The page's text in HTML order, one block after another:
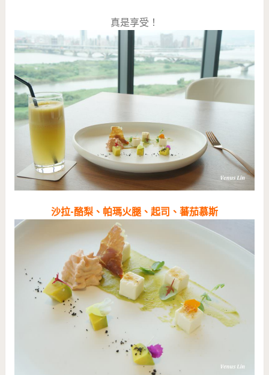
真是享受！
沙拉-酪梨、帕瑪火腿、起司、蕃茄慕斯